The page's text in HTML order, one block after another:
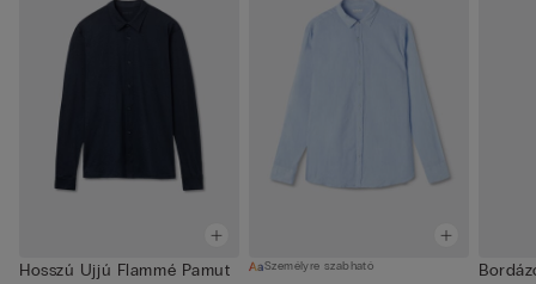
Hosszú Ujjú Flammé Pamut
Személyre szabható